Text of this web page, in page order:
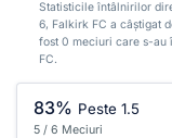
Statisticile întâlnirilor
6, Falkirk FC a câștigat
fost 0 meciuri care s-au
FC.
83% Peste 1.5
5 / 6 Meciuri